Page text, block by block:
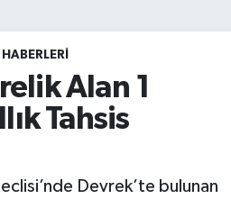
Alan 1
Tahsis
Devrek’te bulunan